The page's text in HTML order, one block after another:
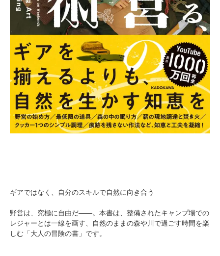
ギアではなく、自分のスキルで自然に向き合う
野営は、究極に自由だ――。本書は、整備されたキャンプ場での
レジャーとは一線を画す、自然のままの森や川で過ごす時間を楽
しむ「大人の冒険の書」です。